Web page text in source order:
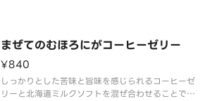
まぜてのむほろにがコーヒーゼリー
¥840
しっかりとした苦味と旨味を感じられるコーヒーゼ
リーと北海道ミルクソフトを混ぜ合わせることで、